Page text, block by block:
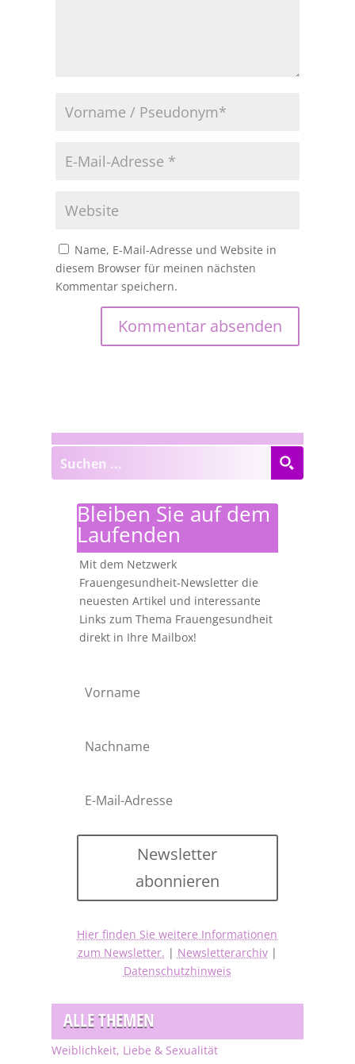
Name, E-Mail-Adresse und Website in
diesem Browser für meinen nächsten
Kommentar speichern.
Bleiben Sie auf dem
Laufenden
Mit dem Netzwerk
Frauengesundheit-Newsletter die
neuesten Artikel und interessante
Links zum Thema Frauengesundheit
direkt in Ihre Mailbox!
Newsletter
abonnieren
Hier finden Sie weitere Informationen
zum Newsletter. | Newsletterarchiv|
Datenschutzhinweis
ALLE THEMEN
Weiblichkeit, Liebe & Sexualität